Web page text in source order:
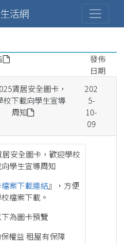
活網
發佈
日期
賃居安全圖卡，
校下載向學生宣導
周知
202
5-
10-
09
安全圖卡，歡迎學校
學生宣導周知
案下載連結』，方便
檔案下載。
為圖卡預覽
權益 租屋有保障